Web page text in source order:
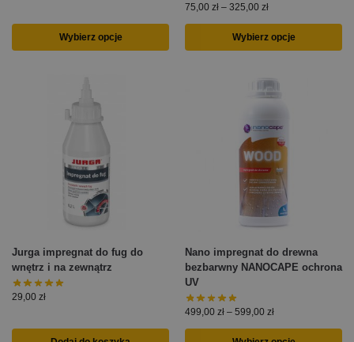
Wybierz opcje
75,00 zł – 325,00 zł
Wybierz opcje
Jurga impregnat do fug do
wnętrz i na zewnątrz
29,00 zł
Nano impregnat do drewna
bezbarwny NANOCAPE ochrona
UV
499,00 zł – 599,00 zł